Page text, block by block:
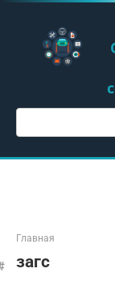
Перейти
контенту
Поиск:
Главная
загс